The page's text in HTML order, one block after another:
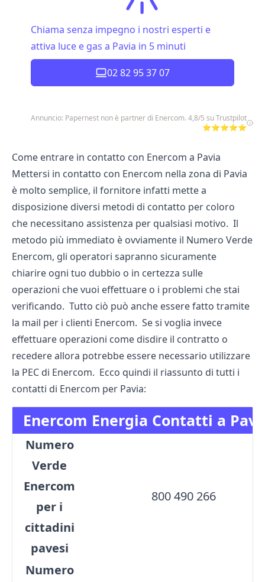
Chiama senza impegno i nostri esperti e
attiva luce e gas a Pavia in 5 minuti
02 82 95 37 07
Annuncio: Papernest non è partner di Enercom. 4,8/5 su Trustpilot
⭐⭐⭐⭐⭐
Come entrare in contatto con Enercom a Pavia
Mettersi in contatto con Enercom nella zona di Pavia
è molto semplice, il fornitore infatti mette a
disposizione diversi metodi di contatto per coloro
che necessitano assistenza per qualsiasi motivo. Il
metodo più immediato è ovviamente il Numero Verde
Enercom, gli operatori sapranno sicuramente
chiarire ogni tuo dubbio o in certezza sulle
operazioni che vuoi effettuare o i problemi che stai
verificando. Tutto ciò può anche essere fatto tramite
la mail per i clienti Enercom. Se si voglia invece
effettuare operazioni come disdire il contratto o
recedere allora potrebbe essere necessario utilizzare
la PEC di Enercom. Ecco quindi il riassunto di tutti i
contatti di Enercom per Pavia:
Enercom Energia Contatti a
Numero
Verde
Enercom
per i
cittadini
pavesi
800 490 266
Numero